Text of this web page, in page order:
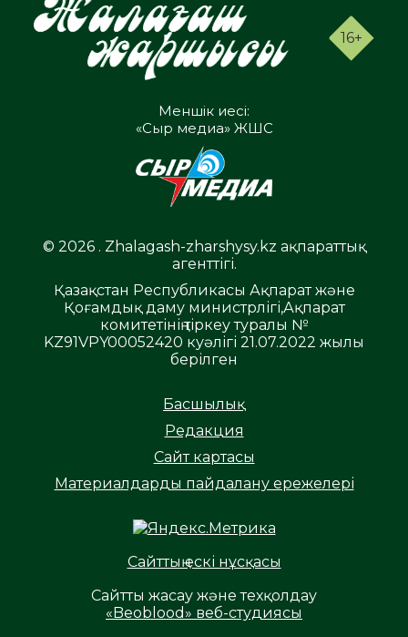
16+
Меншік иесі:
«Сыр медиа» ЖШС
© 2026 . Zhalagash-zharshysy.kz ақпараттық
агенттігі.
Қазақстан Республикасы Ақпарат және
Қоғамдық даму министрлігі,Ақпарат
комитетінің тіркеу туралы №
KZ91VPY00052420 куәлігі 21.07.2022 жылы
берілген
Басшылық
Редакция
Сайт картасы
Материалдарды пайдалану ережелері
Сайттың ескі нұсқасы
Сайтты жасау және техқолдау
«Beoblood» веб-студиясы